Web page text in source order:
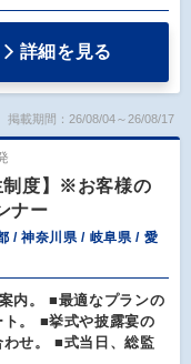
詳細を見る
掲載期間：26/08/04～26/08/17
制度】※お客様の
ナー
/ 神奈川県 / 岐阜県 / 愛
内。 ■最適なプランの
。 ■挙式や披露宴の
せ。 ■式当日、総監